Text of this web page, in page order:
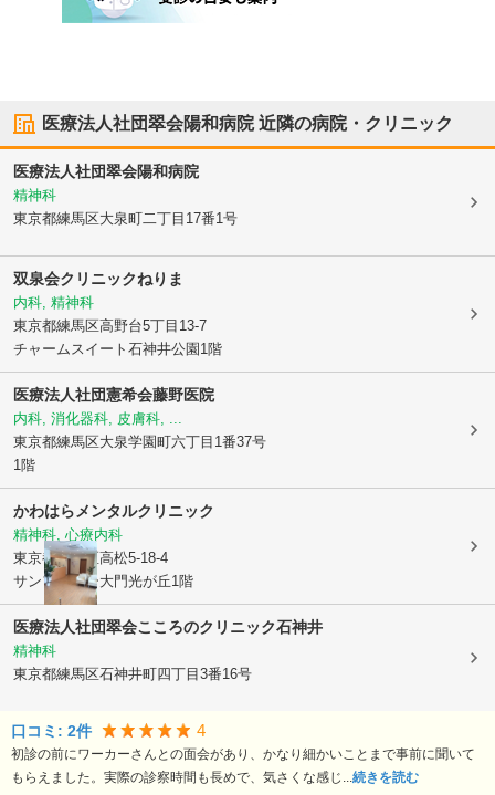
医療法人社団翠会陽和病院近隣の病院・クリニック
医療法人社団翠会陽和病院
精神科
東京都練馬区大泉町二丁目17番1号
双泉会クリニックねりま
内科, 精神科
東京都練馬区高野台5丁目13-7
チャームスイート石神井公園1階
医療法人社団憲希会藤野医院
内科, 消化器科, 皮膚科, ...
東京都練馬区大泉学園町六丁目1番37号
1階
かわはらメンタルクリニック
精神科, 心療内科
東京都練馬区高松5-18-4
サンフラワー大門光が丘1階
医療法人社団翠会こころのクリニック石神井
精神科
東京都練馬区石神井町四丁目3番16号
口コミ: 2件 4
初診の前にワーカーさんとの面会があり、かなり細かいことまで事前に聞いて
もらえました。実際の診察時間も長めで、気さくな感じ...続きを読む